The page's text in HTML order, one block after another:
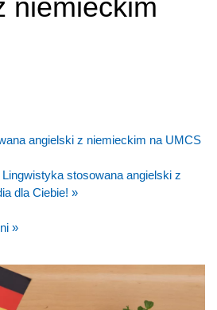
niemieckim
angielski z niemieckim na UMCS
stosowana angielski z
dla Ciebie! »
»